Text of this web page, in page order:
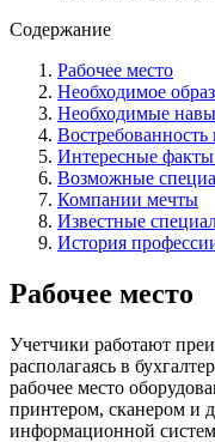
Содержание
Рабочее место
Необходимое
Необходимые
Интересные
Возможные
Компании мечты
Известные
История
Рабочее место
Учетчики работают
располагаясь в
рабочее место
принтером, сканером и
информационной